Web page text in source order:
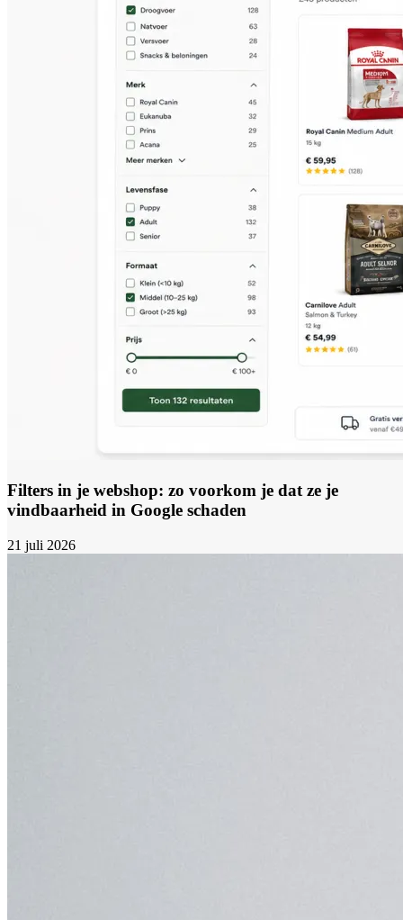
Filters in je webshop: zo voorkom je dat ze je
vindbaarheid in Google schaden
21 juli 2026